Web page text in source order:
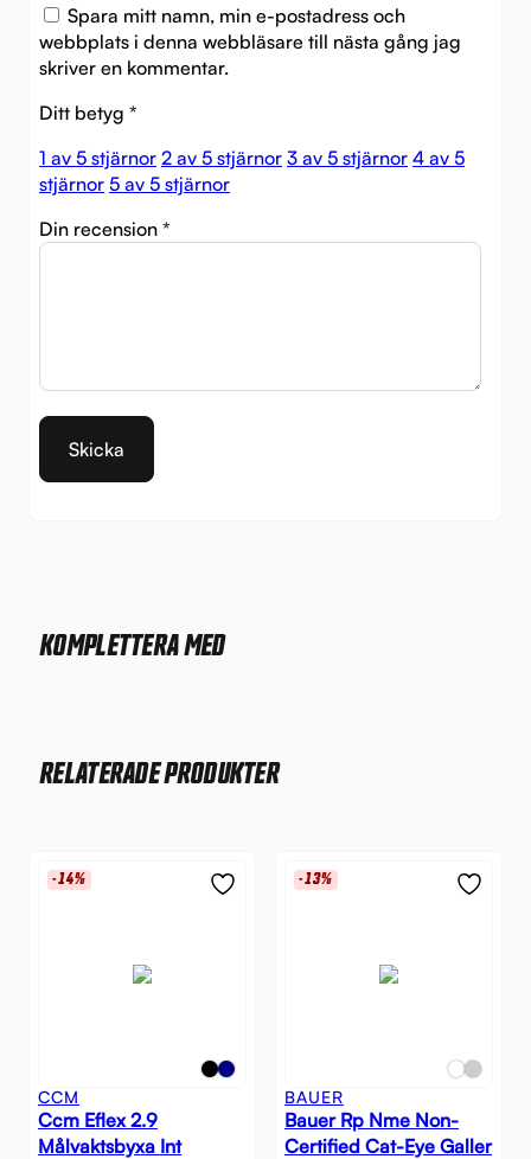
Spara mitt namn, min e-postadress och
webbplats i denna webbläsare till nästa gång jag
skriver en kommentar.
Ditt betyg *
1 av 5 stjärnor 2 av 5 stjärnor 3 av 5 stjärnor 4 av 5
stjärnor 5 av 5 stjärnor
Din recension *
KOMPLETTERA MED
RELATERADE PRODUKTER
-14%
CCM
Ccm Eflex 2.9
Målvaktsbyxa Int
-13%
BAUER
Bauer Rp Nme Non-
Certified Cat-Eye Galler